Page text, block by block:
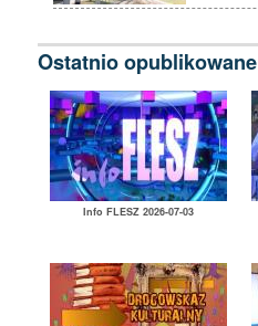
Ostatnio opublikowane
Info FLESZ 2026-07-03